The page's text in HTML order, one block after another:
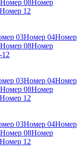
Номер 08Номер
Номер 12
03Номер 04Номер
Номер 08Номер
03Номер 04Номер
Номер 08Номер
Номер 12
03Номер 04Номер
Номер 08Номер
Номер 12